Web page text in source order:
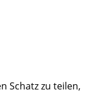
Schatz zu teilen,